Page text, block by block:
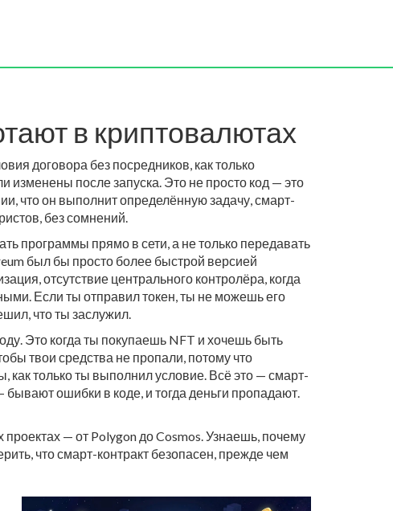
в криптовалютах
договора без посредников, как только
изменены после запуска. Это не просто код — это
что он выполнит определённую задачу, смарт-
без сомнений.
программы прямо в сети, а не только передавать
был бы просто более быстрой версией
,отсутствие центрального контролёра, когда
Если ты отправил токен, ты не можешь его
что ты заслужил.
Это когда ты покупаешь NFT и хочешь быть
твои средства не пропали, потому что
как только ты выполнил условие. Всё это — смарт-
ошибки в коде, и тогда деньги пропадают.
— от Polygon до Cosmos. Узнаешь, почему
что смарт-контракт безопасен, прежде чем